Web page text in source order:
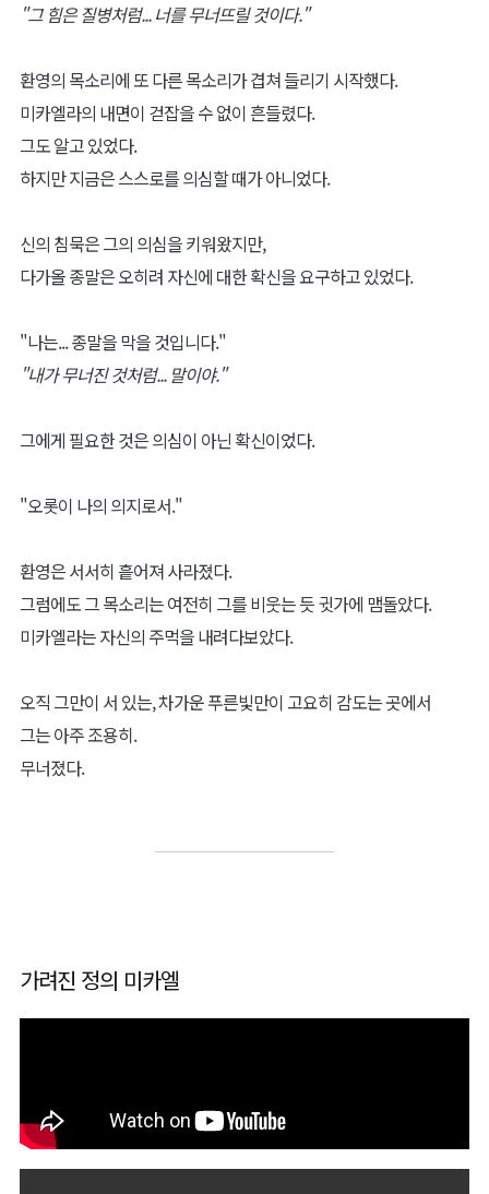
"그 힘은 질병처럼... 너를 무너뜨릴 것이다."
환영의 목소리에 또 다른 목소리가 겹쳐 들리기 시작했다.
미카엘라의 내면이 걷잡을 수 없이 흔들렸다.
그도 알고 있었다.
하지만 지금은 스스로를 의심할 때가 아니었다.
신의 침묵은 그의 의심을 키워왔지만,
다가올 종말은 오히려 자신에 대한 확신을 요구하고 있었다.
"나는... 종말을 막을 것입니다."
"내가 무너진 것처럼... 말이야."
그에게 필요한 것은 의심이 아닌 확신이었다.
"오롯이 나의 의지로서."
환영은 서서히 흩어져 사라졌다.
그럼에도 그 목소리는 여전히 그를 비웃는 듯 귓가에 맴돌았다.
미카엘라는 자신의 주먹을 내려다보았다.
오직 그만이 서 있는, 차가운 푸른빛만이 고요히 감도는 곳에서
그는 아주 조용히.
무너졌다.
가려진 정의 미카엘